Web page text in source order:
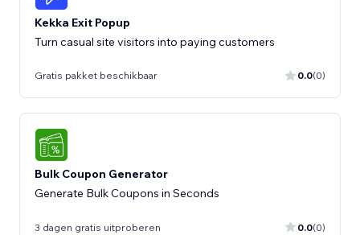
Kekka Exit Popup
Turn casual site visitors into paying customers
Gratis pakket beschikbaar 0.0(0)
Bulk Coupon Generator
Generate Bulk Coupons in Seconds
3 dagen gratis uitproberen 0.0(0)